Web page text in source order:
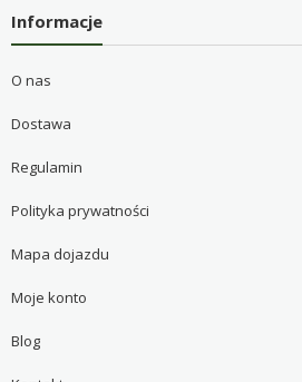
Informacje
O nas
Dostawa
Regulamin
Polityka prywatności
Mapa dojazdu
Moje konto
Blog